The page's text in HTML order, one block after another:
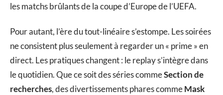
les matchs brûlants de la coupe d’Europe de l’UEFA.
Pour autant, l’ère du tout-linéaire s’estompe. Les soirées
ne consistent plus seulement à regarder un « prime » en
direct. Les pratiques changent : le replay s’intègre dans
le quotidien. Que ce soit des séries commeSection de
recherches, des divertissements phares commeMask